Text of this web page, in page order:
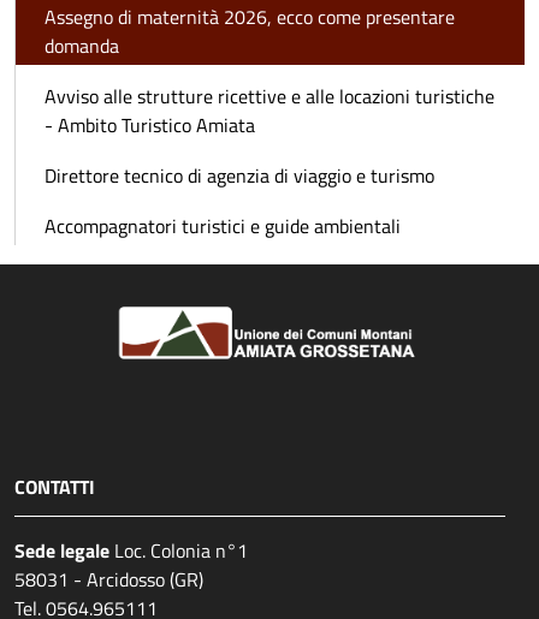
Assegno di maternità 2026, ecco come presentare
domanda
Avviso alle strutture ricettive e alle locazioni turistiche
- Ambito Turistico Amiata
Direttore tecnico di agenzia di viaggio e turismo
Accompagnatori turistici e guide ambientali
CONTATTI
Sede legale Loc. Colonia n°1
58031 - Arcidosso (GR)
Tel. 0564.965111